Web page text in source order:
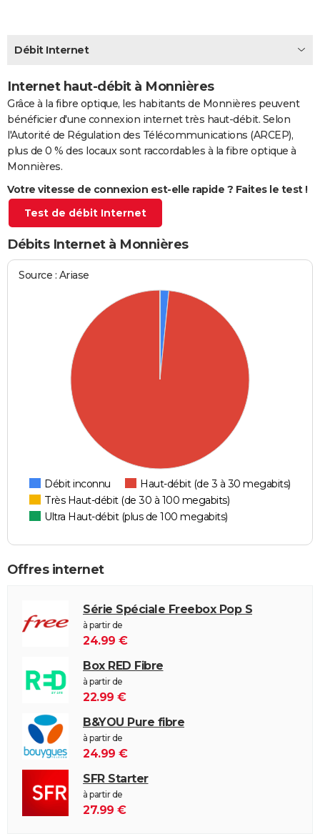
GUIDES D'ACHAT
CARTE DE VOEUX
Carte de Noël
Carte Bonne année
Carte Saint-Valentin
Carte Pâques
Carte d'anniversaire
DICTIONNAIRE
Biographies
Expressions
PROGRAMME TV
COPAINS D'AVANT
S'inscrire
Se connecter
Lycées
Collèges
Primaires
Universités
Entreprises
Service militaire
Avis de recherche
AVIS DE DÉCÈS
FORUM
Bricolage
Lifestyle
Culture
Sport
Auto
Television
Voyage
Cinema
Débit Internet
Internet haut-débit à Monnières
Grâce à la fibre optique, les habitants de Monnières peuvent
bénéficier d'une connexion internet très haut-débit. Selon
l'Autorité de Régulation des Télécommunications (ARCEP),
plus de 0 % des locaux sont raccordables à la fibre optique à
Monnières.
Votre vitesse de connexion est-elle rapide ? Faites le test !
Test de débit Internet
Débits Internet à Monnières
Source : Ariase
Débit inconnu
Haut-débit (de 3 à 30 megabits)
Très Haut-débit (de 30 à 100 megabits)
Ultra Haut-débit (plus de 100 megabits)
Offres internet
Série Spéciale Freebox Pop S
à partir de
24.99 €
Box RED Fibre
à partir de
22.99 €
B&YOU Pure fibre
à partir de
24.99 €
SFR Starter
à partir de
27.99 €